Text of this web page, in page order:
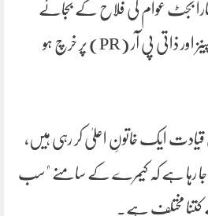
سارا بجٹ عوام کی فلاح کے بجائے
محض تشہیر، سوشل میڈیا کیمپینز اور ذاتی پی آر (PR) پر خرچ ہو
قیادت ایک خاتونِ اعلیٰ کر رہی ہیں،
جا رہا ہے کہ کیمرے کے سامنے "سب
کتنا مختلف ہے۔